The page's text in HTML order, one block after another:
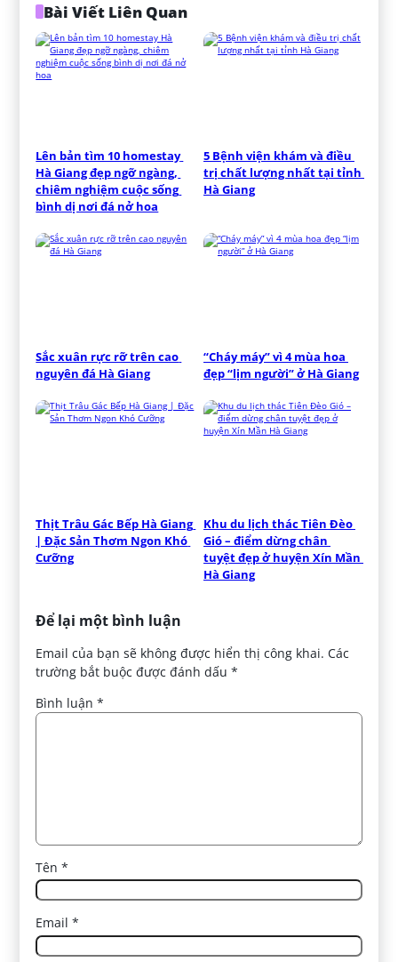
Bài Viết Liên Quan
Lên bản tìm 10 homestay
Hà Giang đẹp ngỡ ngàng,
chiêm nghiệm cuộc sống
bình dị nơi đá nở hoa
5 Bệnh viện khám và điều
trị chất lượng nhất tại tỉnh
Hà Giang
Sắc xuân rực rỡ trên cao
nguyên đá Hà Giang
“Cháy máy” vì 4 mùa hoa
đẹp “lịm người” ở Hà Giang
Thịt Trâu Gác Bếp Hà Giang
| Đặc Sản Thơm Ngon Khó
Cưỡng
Khu du lịch thác Tiên Đèo
Gió – điểm dừng chân
tuyệt đẹp ở huyện Xín Mần
Hà Giang
Để lại một bình luận
Email của bạn sẽ không được hiển thị công khai. Các
trường bắt buộc được đánh dấu*
Bình luận*
Tên*
Email*